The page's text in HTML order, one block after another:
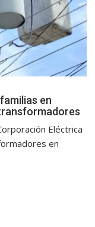
en
Eléctrica
en